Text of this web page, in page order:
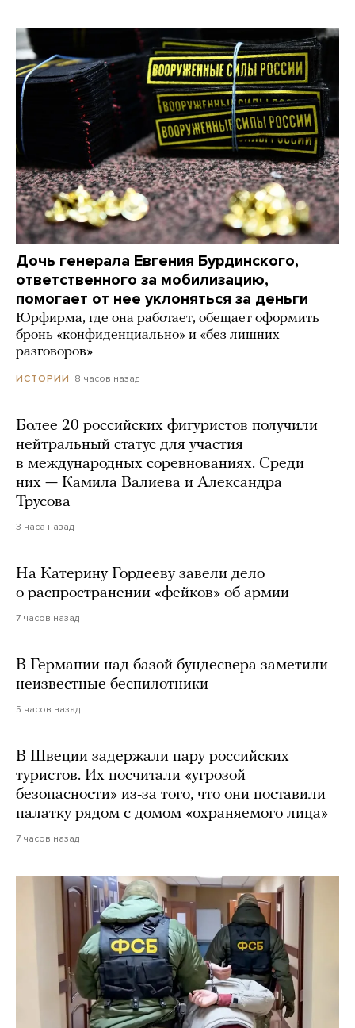
Дочь генерала Евгения Бурдинского,
ответственного за мобилизацию,
помогает от нее уклоняться за деньги
Юрфирма, где она работает, обещает оформить
бронь «конфиденциально» и «без лишних
разговоров»
ИСТОРИИ 8 часов назад
Более 20 российских фигуристов получили
нейтральный статус для участия
в международных соревнованиях. Среди
них — Камила Валиева и Александра
Трусова
3 часа назад
На Катерину Гордееву завели дело
о распространении «фейков» об армии
7 часов назад
В Германии над базой бундесвера заметили
неизвестные беспилотники
5 часов назад
В Швеции задержали пару российских
туристов. Их посчитали «угрозой
безопасности» из-за того, что они поставили
палатку рядом с домом «охраняемого лица»
7 часов назад